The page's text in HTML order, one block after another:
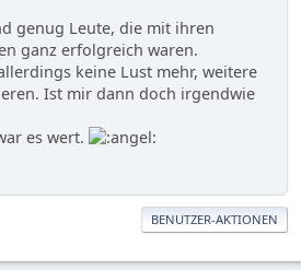
genug Leute, die mit ihren
ganz erfolgreich waren.
keine Lust mehr, weitere
Ist mir dann doch irgendwie
es wert.
BENUTZER-AKTIONEN